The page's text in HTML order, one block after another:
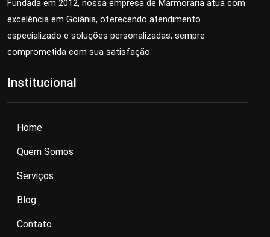
Fundada em 2012, nossa empresa de Marmoraria atua com
excelência em Goiânia, oferecendo atendimento
especializado e soluções personalizadas, sempre
comprometida com sua satisfação.
Institucional
Home
Quem Somos
Serviços
Blog
Contato